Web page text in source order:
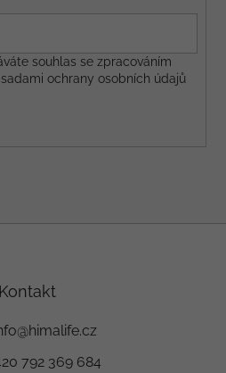
souhlas se zpracováním
ochrany osobních údajů
Kontakt
@himalife.cz
792 369 684